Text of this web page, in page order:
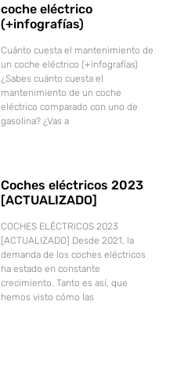
coche eléctrico
(+infografías)
Cuánto cuesta el mantenimiento de
un coche eléctrico (+infografías)
¿Sabes cuánto cuesta el
mantenimiento de un coche
eléctrico comparado con uno de
gasolina? ¿Vas a
Coches eléctricos 2023
[ACTUALIZADO]
COCHES ELÉCTRICOS 2023
[ACTUALIZADO] Desde 2021, la
demanda de los coches eléctricos
ha estado en constante
crecimiento. Tanto es así, que
hemos visto cómo las